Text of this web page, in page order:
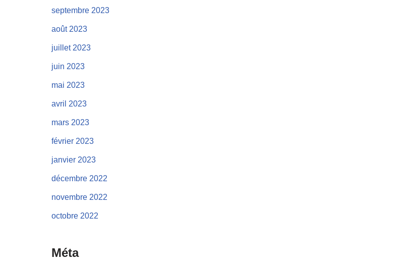
septembre 2023
août 2023
juillet 2023
juin 2023
mai 2023
avril 2023
mars 2023
février 2023
janvier 2023
décembre 2022
novembre 2022
octobre 2022
Méta